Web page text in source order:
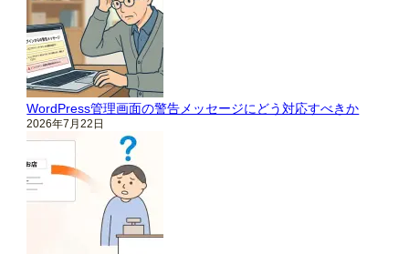
WordPress管理画面の警告メッセージにどう対応すべきか
2026年7月22日